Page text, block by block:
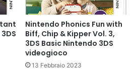
Nintendo Phonics Fun with
Biff, Chip & Kipper Vol. 3,
3DS Basic Nintendo 3DS
videogioco
13 Febbraio 2023